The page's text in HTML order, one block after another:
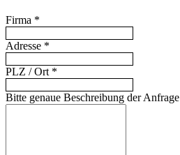
Firma *
Adresse *
PLZ / Ort *
Bitte genaue Beschreibung der Anfrage